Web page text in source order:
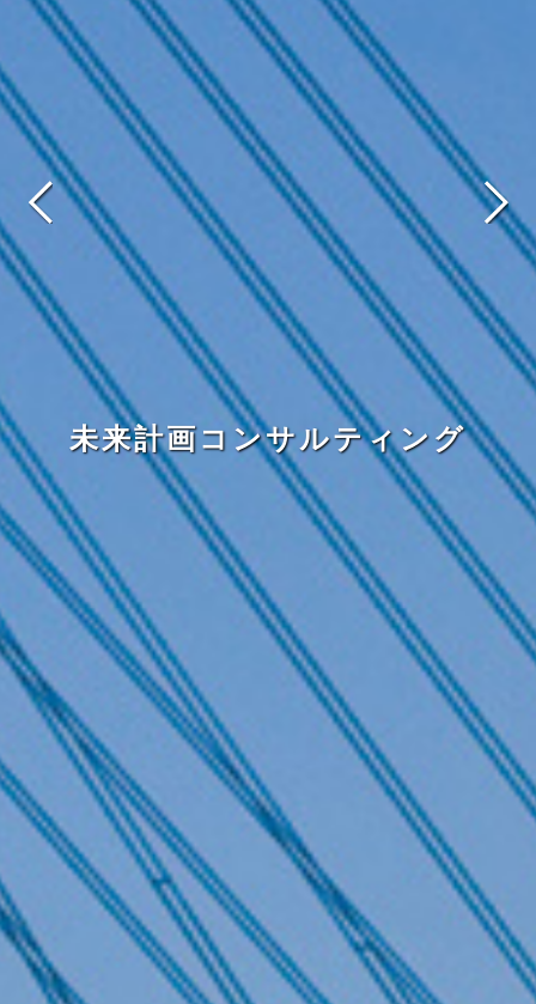
未来計画コンサルティング
豊かな社会環境の創造
災害に強く住みやすい街づ
くり
未来計画コンサルティング